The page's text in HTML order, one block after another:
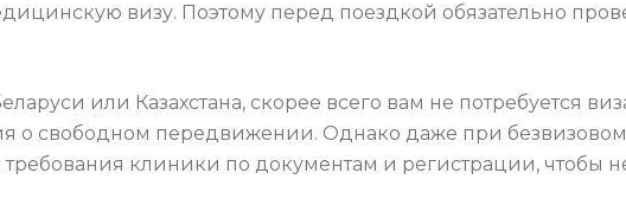
визу. Поэтому перед поездкой обязательно
или Казахстана, скорее всего вам не потребуется
о свободном передвижении. Однако даже при
требования клиники по документам и регистрации, чтобы